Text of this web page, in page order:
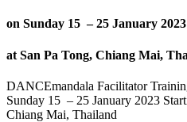
on Sunday 15 – 25 January
at San Pa Tong, Chiang Mai,
DANCEmandala Facilitator
Sunday 15 – 25 January 2023
Chiang Mai, Thailand